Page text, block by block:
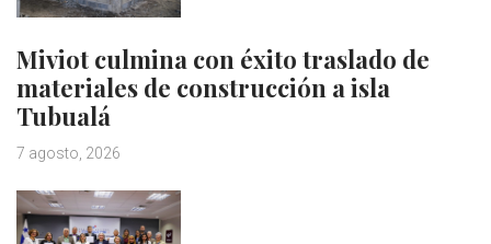
Miviot culmina con éxito traslado de
materiales de construcción a isla
Tubualá
7 agosto, 2026